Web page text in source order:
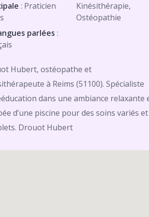
: Praticien
Kinésithérapie,
Ostéopathie
parlées :
Hubert, ostéopathe et
à Reims (51100). Spécialiste
dans une ambiance relaxante
d’une piscine pour des soins variés et
Drouot Hubert